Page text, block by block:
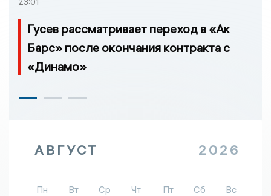
Гусев рассматривает переход в «Ак
Барс» после окончания контракта с
«Динамо»
АВГУСТ 2026
Пн Вт Ср Чт Пт Сб
Вс